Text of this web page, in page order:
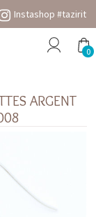
Instashop #tazirit
0
ARGENT